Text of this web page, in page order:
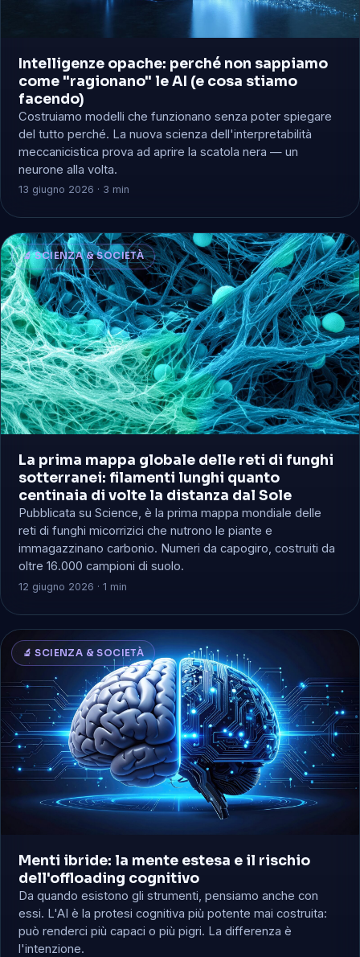
Intelligenze opache: perché non sappiamo
come "ragionano" le AI (e cosa stiamo
facendo)
Costruiamo modelli che funzionano senza poter spiegare
del tutto perché. La nuova scienza dell'interpretabilità
meccanicistica prova ad aprire la scatola nera — un
neurone alla volta.
13 giugno 2026 · 3 min
🔬 SCIENZA & SOCIETÀ
La prima mappa globale delle reti di funghi
sotterranei: filamenti lunghi quanto
centinaia di volte la distanza dal Sole
Pubblicata su Science, è la prima mappa mondiale delle
reti di funghi micorrizici che nutrono le piante e
immagazzinano carbonio. Numeri da capogiro, costruiti da
oltre 16.000 campioni di suolo.
12 giugno 2026 · 1 min
🔬 SCIENZA & SOCIETÀ
Menti ibride: la mente estesa e il rischio
dell'offloading cognitivo
Da quando esistono gli strumenti, pensiamo anche con
essi. L'AI è la protesi cognitiva più potente mai costruita:
può renderci più capaci o più pigri. La differenza è
l'intenzione.